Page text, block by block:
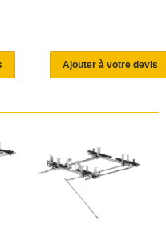
Ajouter à votre devis